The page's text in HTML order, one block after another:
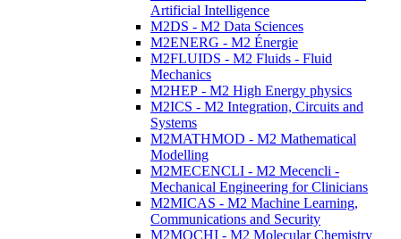
Artificial Intelligence
M2DS - M2 Data Sciences
M2ENERG - M2 Énergie
M2FLUIDS - M2 Fluids - Fluid
Mechanics
M2HEP - M2 High Energy physics
M2ICS - M2 Integration, Circuits and
Systems
M2MATHMOD - M2 Mathematical
Modelling
M2MECENCLI - M2 Mecencli -
Mechanical Engineering for Clinicians
M2MICAS - M2 Machine Learning,
Communications and Security
M2MOCHI - M2 Molecular Chemistry